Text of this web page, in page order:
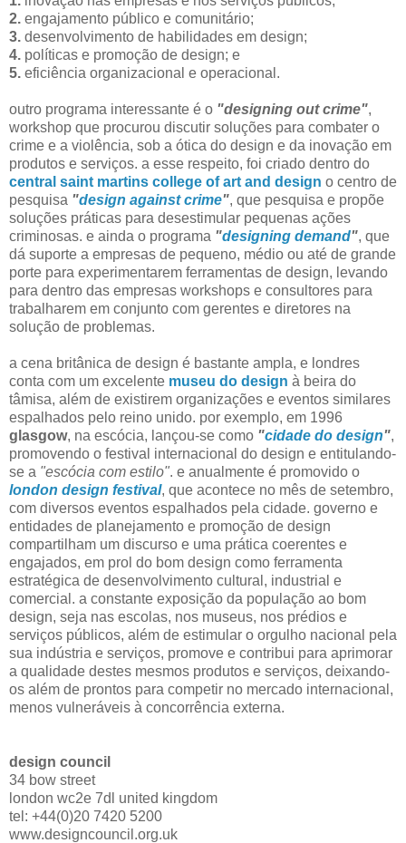
2. engajamento público e comunitário;
3. desenvolvimento de habilidades em design;
4. políticas e promoção de design; e
5. eficiência organizacional e operacional.
outro programa interessante é o "designing out crime",
workshop que procurou discutir soluções para combater o
crime e a violência, sob a ótica do design e da inovação em
produtos e serviços. a esse respeito, foi criado dentro do
central saint martins college of art and design o centro de
pesquisa "design against crime", que pesquisa e propõe
soluções práticas para desestimular pequenas ações
criminosas. e ainda o programa "designing demand", que
dá suporte a empresas de pequeno, médio ou até de grande
porte para experimentarem ferramentas de design, levando
para dentro das empresas workshops e consultores para
trabalharem em conjunto com gerentes e diretores na
solução de problemas.
a cena britânica de design é bastante ampla, e londres
conta com um excelente museu do design à beira do
tâmisa, além de existirem organizações e eventos similares
espalhados pelo reino unido. por exemplo, em 1996
glasgow, na escócia, lançou-se como "cidade do design",
promovendo o festival internacional do design e entitulando-
se a "escócia com estilo". e anualmente é promovido o
london design festival, que acontece no mês de setembro,
com diversos eventos espalhados pela cidade. governo e
entidades de planejamento e promoção de design
compartilham um discurso e uma prática coerentes e
engajados, em prol do bom design como ferramenta
estratégica de desenvolvimento cultural, industrial e
comercial. a constante exposição da população ao bom
design, seja nas escolas, nos museus, nos prédios e
serviços públicos, além de estimular o orgulho nacional pela
sua indústria e serviços, promove e contribui para aprimorar
a qualidade destes mesmos produtos e serviços, deixando-
os além de prontos para competir no mercado internacional,
menos vulneráveis à concorrência externa.
design council
34 bow street
london wc2e 7dl united kingdom
tel: +44(0)20 7420 5200
www.designcouncil.org.uk